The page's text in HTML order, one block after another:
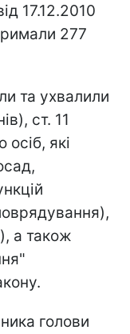
17.12.2010
277
та ухвалили
ст. 11
які
а також
голови